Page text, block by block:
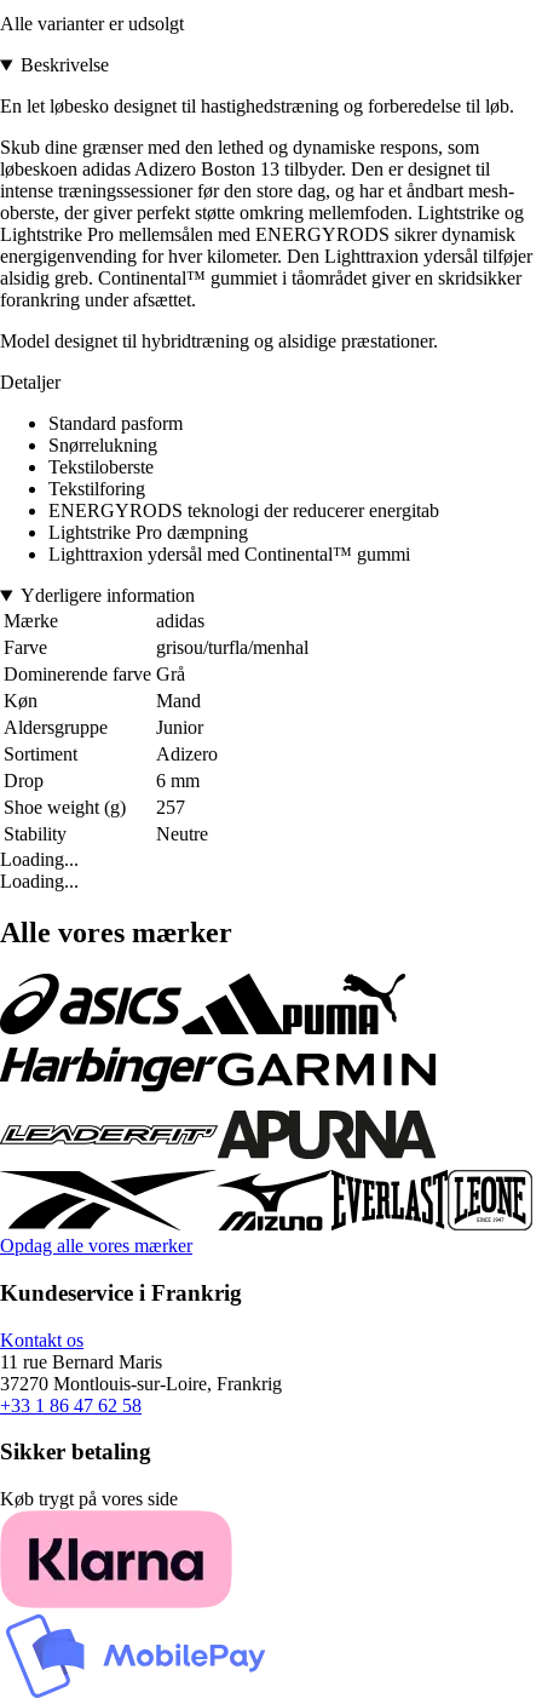
Alle varianter er udsolgt
Beskrivelse
En let løbesko designet til hastighedstræning og forberedelse til løb.
Skub dine grænser med den lethed og dynamiske respons, som
løbeskoen adidas Adizero Boston 13 tilbyder. Den er designet til
intense træningssessioner før den store dag, og har et åndbart mesh-
oberste, der giver perfekt støtte omkring mellemfoden. Lightstrike og
Lightstrike Pro mellemsålen med ENERGYRODS sikrer dynamisk
energigenvending for hver kilometer. Den Lighttraxion ydersål tilføjer
alsidig greb. Continental™ gummiet i tåområdet giver en skridsikker
forankring under afsættet.
Model designet til hybridtræning og alsidige præstationer.
Detaljer
Standard pasform
Snørrelukning
Tekstiloberste
Tekstilforing
ENERGYRODS teknologi der reducerer energitab
Lightstrike Pro dæmpning
Lighttraxion ydersål med Continental™ gummi
Yderligere information
Mærke
adidas
Farve
grisou/turfla/menhal
Dominerende farve Grå
Køn
Mand
Aldersgruppe
Junior
Sortiment
Adizero
Drop
6 mm
Shoe weight (g)
257
Stability
Neutre
Loading...
Loading...
Alle vores mærker
Opdag alle vores mærker
Kundeservice i Frankrig
Kontakt os
11 rue Bernard Maris
37270 Montlouis-sur-Loire, Frankrig
+33 1 86 47 62 58
Sikker betaling
Køb trygt på vores side